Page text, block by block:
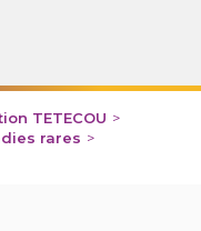
TETECOU >
rares >